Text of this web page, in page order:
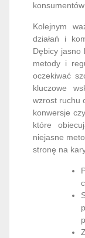
Kolejnym
działań i
Dębicy jasno
metody i
oczekiwać
kluczowe
wzrost ruchu
konwersje
które
niejasne
stronę na